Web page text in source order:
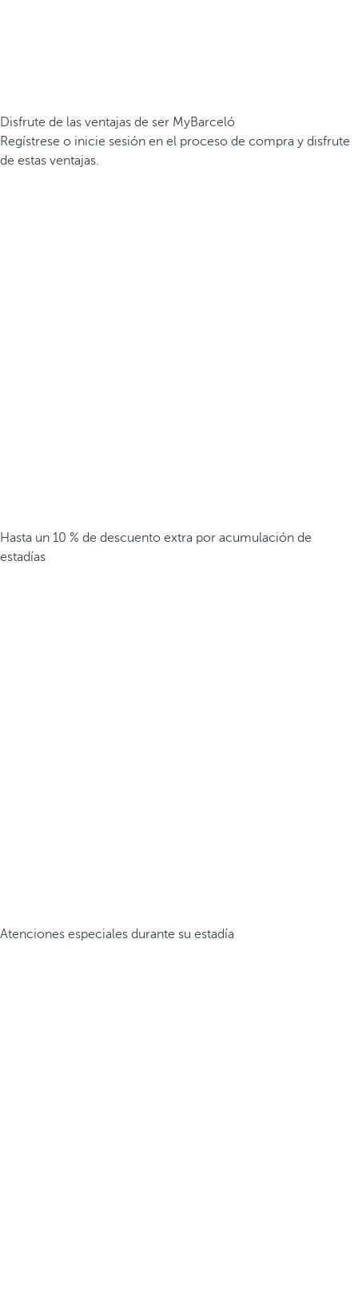
Disfrute de las ventajas de ser MyBarceló
Regístrese o inicie sesión en el proceso de compra y disfrute
de estas ventajas.
Hasta un 10 % de descuento extra por acumulación de
estadías
Atenciones especiales durante su estadía